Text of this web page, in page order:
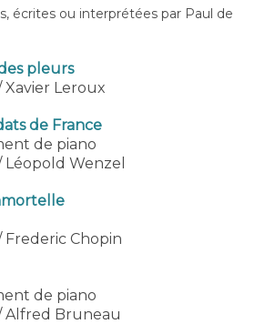
écrites ou interprétées par Paul de
pleurs
Leroux
de France
de piano
Wenzel
Chopin
de piano
Alfred Bruneau